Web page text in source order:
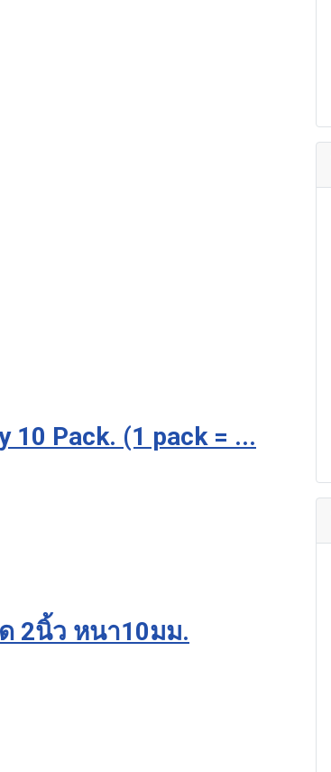
10 Pack. (1 pack = ...
2นิ้ว หนา10มม.